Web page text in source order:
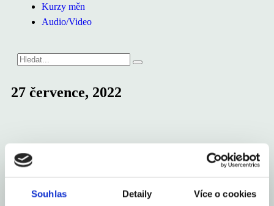
Souhlas Detaily Více o cookies
Kurzy měn
Audio/Video
27 července, 2022
Vláda schválila novelu rozpočtu 2022 se